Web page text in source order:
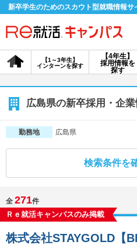
新卒学生のためのスカウト型就職情報サ
【4年生】
採用情報を
探す
【1～3年生】
インターンを探す
会員登録
探す
【4年
イベントを探す スカ
広島県の新卒採用・企業
勤務地 広島県
検索条件を
全 271件
Ｒｅ就活キャンパスのみ掲載
株式会社STAYGOLD【